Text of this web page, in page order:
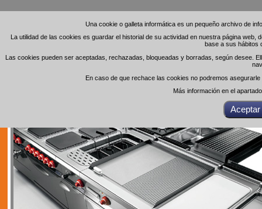
Una cookie o galleta informática es un pequeño archivo de
La utilidad de las cookies es guardar el historial de su actividad en nuestra página
base a sus hábitos
Las cookies pueden ser aceptadas, rechazadas, bloqueadas y borradas, según desee.
En caso de que rechace las cookies no podremos
Más información en el
Una cookie o galleta informática es un pequeño archivo de
La utilidad de las cookies es guardar el historial de su actividad en nuestra página
base a sus hábitos
Las cookies pueden ser aceptadas, rechazadas, bloqueadas y borradas, según desee.
En caso de que rechace las cookies no podremos
Más información en el